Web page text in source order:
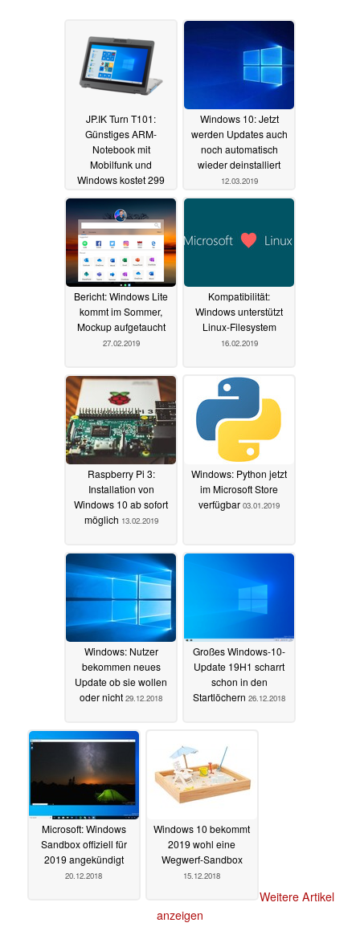
JP.IK Turn T101:
Günstiges ARM-
Notebook mit
Mobilfunk und
Windows kostet 299
Dollar17.01.2020
Windows 10: Jetzt
werden Updates auch
noch automatisch
wieder deinstalliert
12.03.2019
Bericht: Windows Lite
kommt im Sommer,
Mockup aufgetaucht
27.02.2019
Kompatibilität:
Windows unterstützt
Linux-Filesystem
16.02.2019
Raspberry Pi 3:
Installation von
Windows 10 ab sofort
möglich 13.02.2019
Windows: Python jetzt
im Microsoft Store
verfügbar 03.01.2019
Windows: Nutzer
bekommen neues
Update ob sie wollen
oder nicht 29.12.2018
Großes Windows-10-
Update 19H1 scharrt
schon in den
Startlöchern 26.12.2018
Microsoft: Windows
Sandbox offiziell für
2019 angekündigt
20.12.2018
Windows 10 bekommt
2019 wohl eine
Wegwerf-Sandbox
15.12.2018
Weitere Artikel
anzeigen